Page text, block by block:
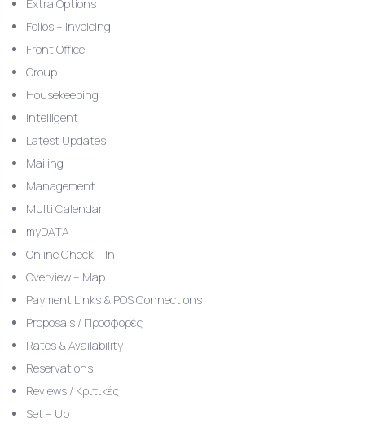
Extra Options
Folios – Invoicing
Front Office
Group
Housekeeping
Intelligent
Latest Updates
Mailing
Management
Multi Calendar
myDATA
Online Check – In
Overview – Map
Payment Links & POS Connections
Proposals / Προσφορές
Rates & Availability
Reservations
Reviews / Κριτικές
Set – Up